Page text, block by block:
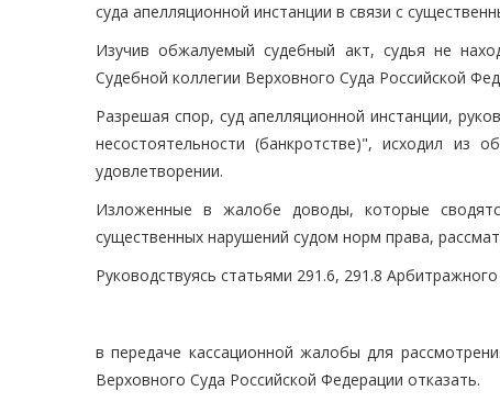
суда апелляционной инстанции в связи с
Изучив обжалуемый судебный акт, судья не
Судебной коллегии Верховного Суда Российской
Разрешая спор, суд апелляционной инстанции,
несостоятельности (банкротстве)", исходил из
удовлетворении.
Изложенные в жалобе доводы, которые
существенных нарушений судом норм права,
Руководствуясь статьями 291.6, 291.8
в передаче кассационной жалобы для
Верховного Суда Российской Федерации отказать.